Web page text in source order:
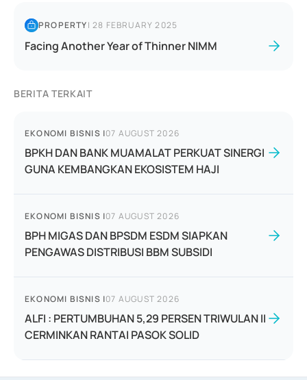
PROPERTY|28 FEBRUARY 2025
Facing Another Year of Thinner NIMM
BERITA TERKAIT
EKONOMI BISNIS |07 AUGUST 2026
BPKH DAN BANK MUAMALAT PERKUAT SINERGI
GUNA KEMBANGKAN EKOSISTEM HAJI
EKONOMI BISNIS |07 AUGUST 2026
BPH MIGAS DAN BPSDM ESDM SIAPKAN
PENGAWAS DISTRIBUSI BBM SUBSIDI
EKONOMI BISNIS |07 AUGUST 2026
ALFI : PERTUMBUHAN 5,29 PERSEN TRIWULAN II
CERMINKAN RANTAI PASOK SOLID